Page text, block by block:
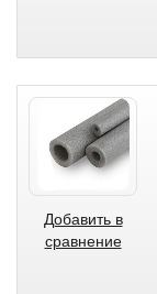
Добавить в
сравнение